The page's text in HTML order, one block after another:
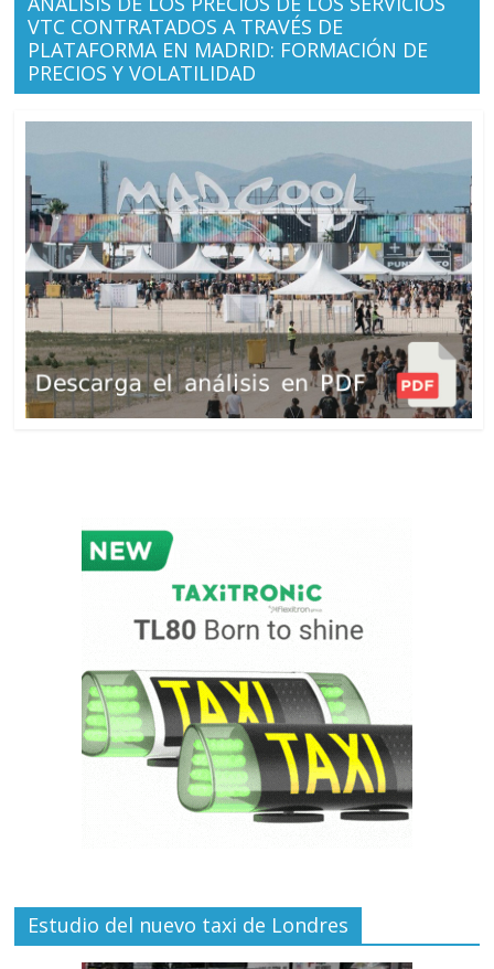
VTC CONTRATADOS A TRAVÉS DE
PLATAFORMA EN MADRID: FORMACIÓN DE
PRECIOS Y VOLATILIDAD
Estudio del nuevo taxi de Londres